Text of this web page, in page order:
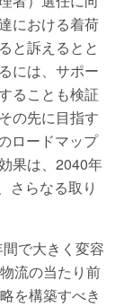
における着荷
と訴えるとと
には、サポー
ることも検証
の先に目指す
ロードマップ
果は、2040年
さらなる取り
で大きく変容
流の当たり前
を構築すべき